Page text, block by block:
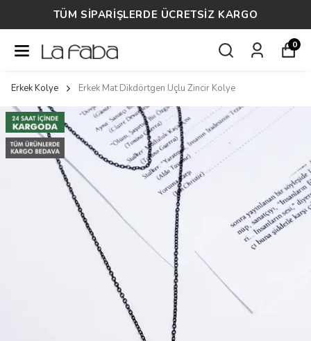
TÜM SİPARİŞLERDE ÜCRETSİZ KARGO
0
Erkek Kolye Erkek Mat Dikdörtgen Uçlu Zincir Kolye